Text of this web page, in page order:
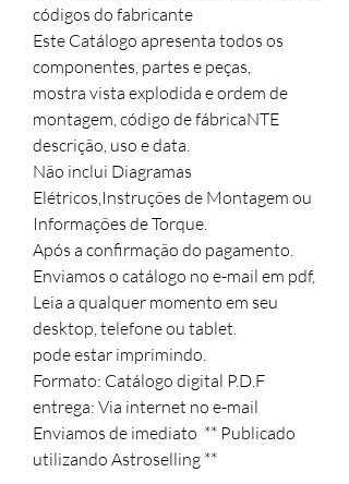
códigos do fabricante
Este Catálogo apresenta todos os
componentes, partes e peças,
mostra vista explodida e ordem de
montagem, código de fábricaNTE
descrição, uso e data.
Não inclui Diagramas
Elétricos,Instruções de Montagem ou
Informações de Torque.
Após a confirmação do pagamento.
Enviamos o catálogo no e-mail em pdf,
Leia a qualquer momento em seu
desktop, telefone ou tablet.
pode estar imprimindo.
Formato: Catálogo digital P.D.F
entrega: Via internet no e-mail
Enviamos de imediato  ** Publicado
utilizando Astroselling **